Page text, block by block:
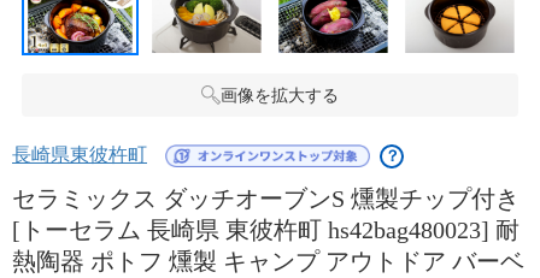
画像を拡大する
長崎県東彼杵町 ？
セラミックス ダッチオーブンS 燻製チップ付き
[トーセラム 長崎県 東彼杵町 hs42bag480023] 耐
熱陶器 ポトフ 燻製 キャンプ アウトドア バーベ